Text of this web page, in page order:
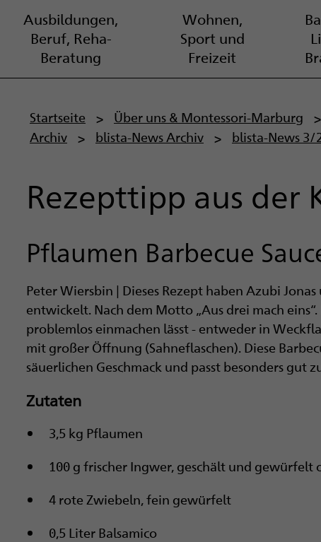
Ausbildungen,
Beruf, Reha-
Beratung
Wohnen,
Sport und
Freizeit
P
f
a
d
n
a
v
i
g
a
t
i
o
n
Startseite Über uns & Montessori-Marburg
Archiv
blista-News Archiv blista-News 3/
Rezepttipp aus der
Pflaumen Barbecue
Peter Wiersbin | Dieses Rezept haben Azubi
entwickelt. Nach dem Motto „Aus drei mach
problemlos einmachen lässt - entweder in
mit großer Öffnung (Sahneflaschen). Diese
säuerlichen Geschmack und passt besonders gut
Zutaten
3,5 kg Pflaumen
100 g frischer Ingwer, geschält und gewürfelt
4 rote Zwiebeln, fein gewürfelt
0,5 Liter Balsamico